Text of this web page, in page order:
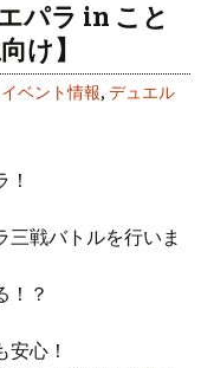
パラ in こと
け】
イベント情報, デュエル
三戦バトルを行いま
！？
心！